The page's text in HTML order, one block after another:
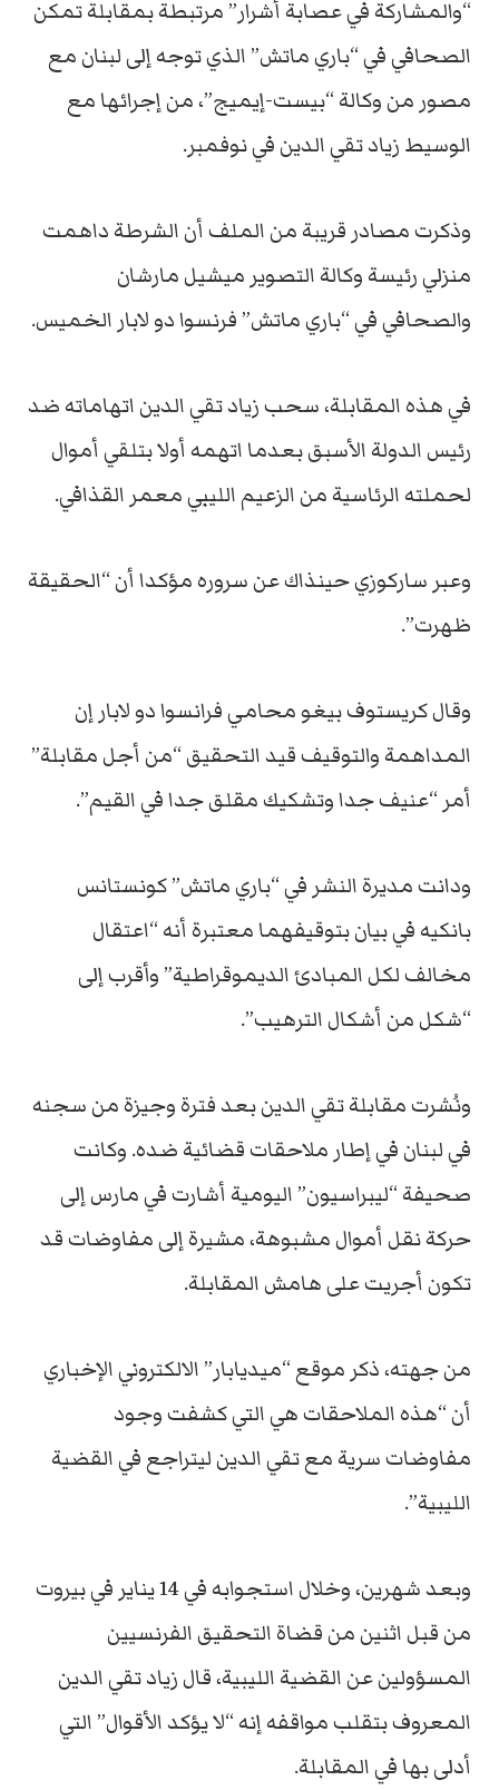
“والمشاركة في عصابة أشرار” مرتبطة بمقابلة تمكن
الصحافي في “باري ماتش” الذي توجه إلى لبنان مع
مصور من وكالة “بيست-إيميج”، من إجرائها مع
الوسيط زياد تقي الدين في نوفمبر.
وذكرت مصادر قريبة من الملف أن الشرطة داهمت
منزلي رئيسة وكالة التصوير ميشيل مارشان
والصحافي في “باري ماتش” فرنسوا دو لابار الخميس.
في هذه المقابلة، سحب زياد تقي الدين اتهاماته ضد
رئيس الدولة الأسبق بعدما اتهمه أولا بتلقي أموال
لحملته الرئاسية من الزعيم الليبي معمر القذافي.
وعبر ساركوزي حينذاك عن سروره مؤكدا أن “الحقيقة
ظهرت”.
وقال كريستوف بيغو محامي فرانسوا دو لابار إن
المداهمة والتوقيف قيد التحقيق “من أجل مقابلة”
أمر “عنيف جدا وتشكيك مقلق جدا في القيم”.
ودانت مديرة النشر في “باري ماتش” كونستانس
بانكيه في بيان بتوقيفهما معتبرة أنه “اعتقال
مخالف لكل المبادئ الديموقراطية” وأقرب إلى
“شكل من أشكال الترهيب”.
ونُشرت مقابلة تقي الدين بعد فترة وجيزة من سجنه
في لبنان في إطار ملاحقات قضائية ضده. وكانت
صحيفة “ليبراسيون” اليومية أشارت في مارس إلى
حركة نقل أموال مشبوهة، مشيرة إلى مفاوضات قد
تكون أجريت على هامش المقابلة.
من جهته، ذكر موقع “ميديابار” الالكتروني الإخباري
أن “هذه الملاحقات هي التي كشفت وجود
مفاوضات سرية مع تقي الدين ليتراجع في القضية
الليبية”.
وبعد شهرين، وخلال استجوابه في 14 يناير في بيروت
من قبل اثنين من قضاة التحقيق الفرنسيين
المسؤولين عن القضية الليبية، قال زياد تقي الدين
المعروف بتقلب مواقفه إنه “لا يؤكد الأقوال” التي
أدلى بها في المقابلة.